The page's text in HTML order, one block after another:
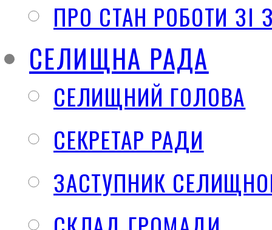
ПРО СТАН РОБОТИ
СЕЛИЩНА РАДА
СЕЛИЩНИЙ ГОЛОВА
СЕКРЕТАР РАДИ
ЗАСТУПНИК